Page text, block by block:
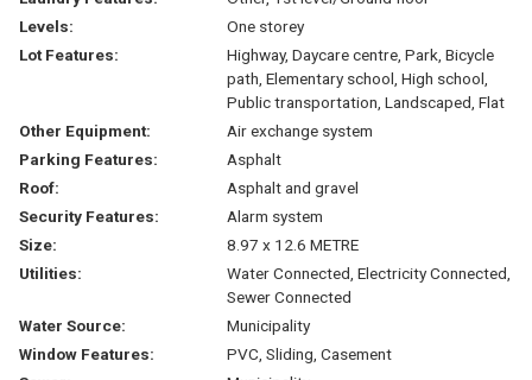
Levels:
One storey
Lot Features:
Highway, Daycare centre, Park, Bicycle
path, Elementary school, High school,
Public transportation, Landscaped, Flat
Other Equipment:
Air exchange system
Parking Features:
Asphalt
Roof:
Asphalt and gravel
Security Features:
Alarm system
Size:
8.97 x 12.6 METRE
Utilities:
Water Connected, Electricity Connected,
Sewer Connected
Water Source:
Municipality
Window Features:
PVC, Sliding, Casement